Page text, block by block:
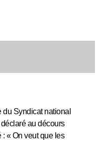
Syndicat national
au décours
« On veut que les